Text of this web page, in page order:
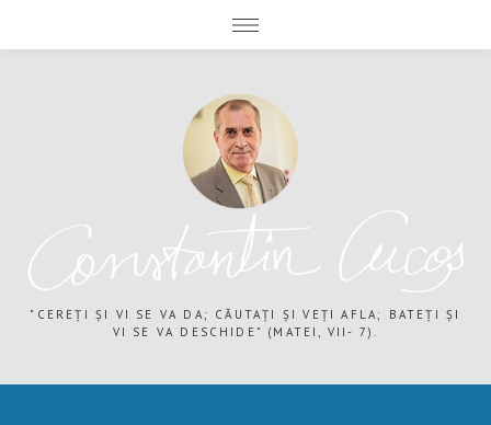
"CEREȚI ȘI VI SE VA DA; CĂUTAȚI ȘI VEȚI AFLA; BATEȚI ȘI
VI SE VA DESCHIDE" (MATEI, VII- 7).